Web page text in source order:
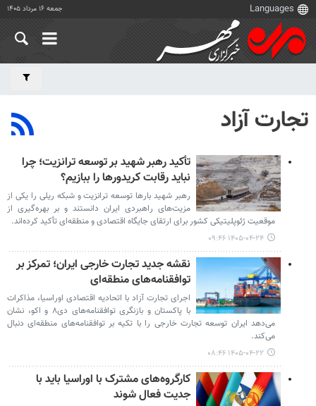
جمعه ۱۶ مرداد ۱۴۰۵
تجارت آزاد
تأکید رهبر شهید بر توسعه ترانزیت؛ چرا
نباید رقابت کریدورها را ببازیم؟
رهبر شهید بارها توسعه ترانزیت و شبکه ریلی را یکی از
مزیت‌های راهبردی ایران دانستند و بر بهره‌گیری از
موقعیت ژئوپلیتیکی کشور برای ارتقای جایگاه اقتصادی و منطقه‌ای تأکید کرده‌اند.
۱۴۰۵-۰۴-۲۴ ۰۹:۴۶
نقشه جدید تجارت خارجی ایران؛ تمرکز بر
توافقنامه‌های منطقه‌ای
اجرای تجارت آزاد با اتحادیه اقتصادی اوراسیا، مذاکرات
با پاکستان و بازنگری توافقنامه‌های دی۸ و اکو، نشان
می‌دهد ایران توسعه تجارت خارجی را با تکیه بر توافقنامه‌های منطقه‌ای دنبال
می‌کند.
۱۴۰۵-۰۴-۲۲ ۰۸:۴۶
کارگروه‌های مشترک با اوراسیا باید با
جدیت فعال شوند